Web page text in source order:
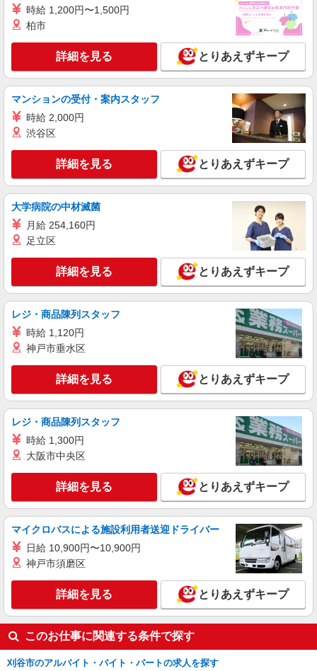
看護助手（ナースエイド）
時給1,350円 ★週払いOK（規定あり） ※給与
愛知県刈谷市 【最寄駅】刈谷駅
キープ 詳細を見る
派遣社員
株式会社kotrio /●NG-H-2031103
＜刈谷駅＞週3〜＆日払いOK◎高収入な看護
スタッフ募集！
時給2300円〜2875円 ＜日払い有/週払い有/交
通費全支給(ガソリン代含む)＞
詳細を見る
パート 派遣社員
日研トータルソーシング株式会社 メディカルケア事業部/知立オフィ
ス【看護助手】
看護助手（ナースエイド）
時給1,350円 ★週払いOK（規定あり） ※給与
愛知県刈谷市 【最寄駅】小垣江駅
キープ 詳細を見る
日研トータルソーシング株式会社 メディカルケア事業部/知立オフィ
ス【看護助手】
看護助手（ナースエイド）
時給1,350円 ★週払いOK（規定あり） ※給与
幅は経験・能力による
愛知県刈谷市 【最寄駅】逢妻駅
キープ 詳細を見る
日研トータルソーシング株式会社 メディカルケア事業部/知立オフィ
ス【看護助手】
看護助手（ナースエイド）
幅は経験・能力による
時給 1,200円〜1,500円
柏市
詳細を見る とりあえずキープ
マンションの受付・案内スタッフ
時給 2,000円
渋谷区
詳細を見る とりあえずキープ
大学病院の中材滅菌
月給 254,160円
足立区
詳細を見る とりあえずキープ
レジ・商品陳列スタッフ
時給 1,120円
神戸市垂水区
詳細を見る とりあえずキープ
レジ・商品陳列スタッフ
時給 1,300円
大阪市中央区
詳細を見る とりあえずキープ
マイクロバスによる施設利用者送迎ドライバー
日給 10,900円〜10,900円
神戸市須磨区
詳細を見る とりあえずキープ
このお仕事に関連する条件で探す
刈谷市のアルバイト・バイト・パートの求人を探す